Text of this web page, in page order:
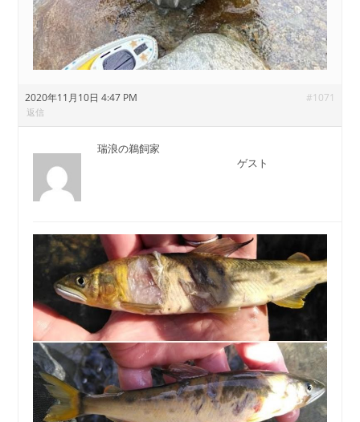
2020年11月10日 4:47 PM #1071
返信
瑞浪の鵜飼家
ゲスト